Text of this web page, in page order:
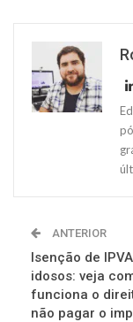
ANTERIOR
Isenção de
idosos: veja
funciona o
não pagar o